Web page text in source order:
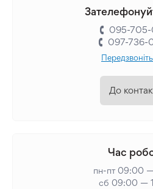
095-705-
097-736-
До
Час
пн-пт 09:00
сб 09:00 —